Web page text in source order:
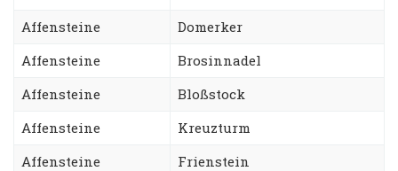
Affensteine
Domerker
Affensteine
Brosinnadel
Affensteine
Bloßstock
Affensteine
Kreuzturm
Affensteine
Frienstein